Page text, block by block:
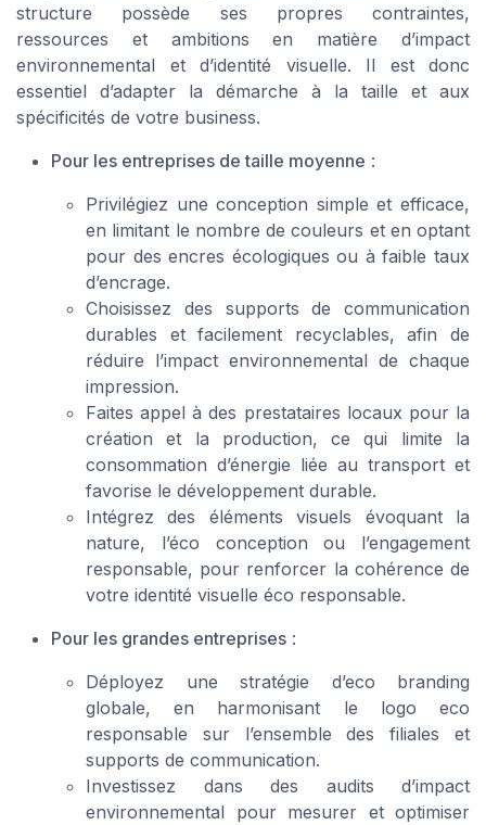
structure possède ses propres contraintes,
ressources et ambitions en matière d’impact
environnemental et d’identité visuelle. Il est donc
essentiel d’adapter la démarche à la taille et aux
spécificités de votre business.
Pour les entreprises de taille moyenne :
Privilégiez une conception simple et efficace,
en limitant le nombre de couleurs et en optant
pour des encres écologiques ou à faible taux
d’encrage.
Choisissez des supports de communication
durables et facilement recyclables, afin de
réduire l’impact environnemental de chaque
impression.
Faites appel à des prestataires locaux pour la
création et la production, ce qui limite la
consommation d’énergie liée au transport et
favorise le développement durable.
Intégrez des éléments visuels évoquant la
nature, l’éco conception ou l’engagement
responsable, pour renforcer la cohérence de
votre identité visuelle éco responsable.
Pour les grandes entreprises :
Déployez une stratégie d’eco branding
globale, en harmonisant le logo eco
responsable sur l’ensemble des filiales et
supports de communication.
Investissez dans des audits d’impact
environnemental pour mesurer et optimiser